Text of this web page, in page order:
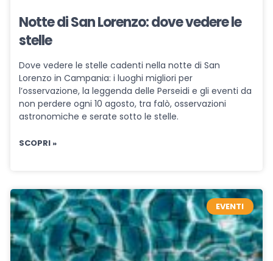
Notte di San Lorenzo: dove vedere le
stelle
Dove vedere le stelle cadenti nella notte di San
Lorenzo in Campania: i luoghi migliori per
l’osservazione, la leggenda delle Perseidi e gli eventi da
non perdere ogni 10 agosto, tra falò, osservazioni
astronomiche e serate sotto le stelle.
SCOPRI »
EVENTI